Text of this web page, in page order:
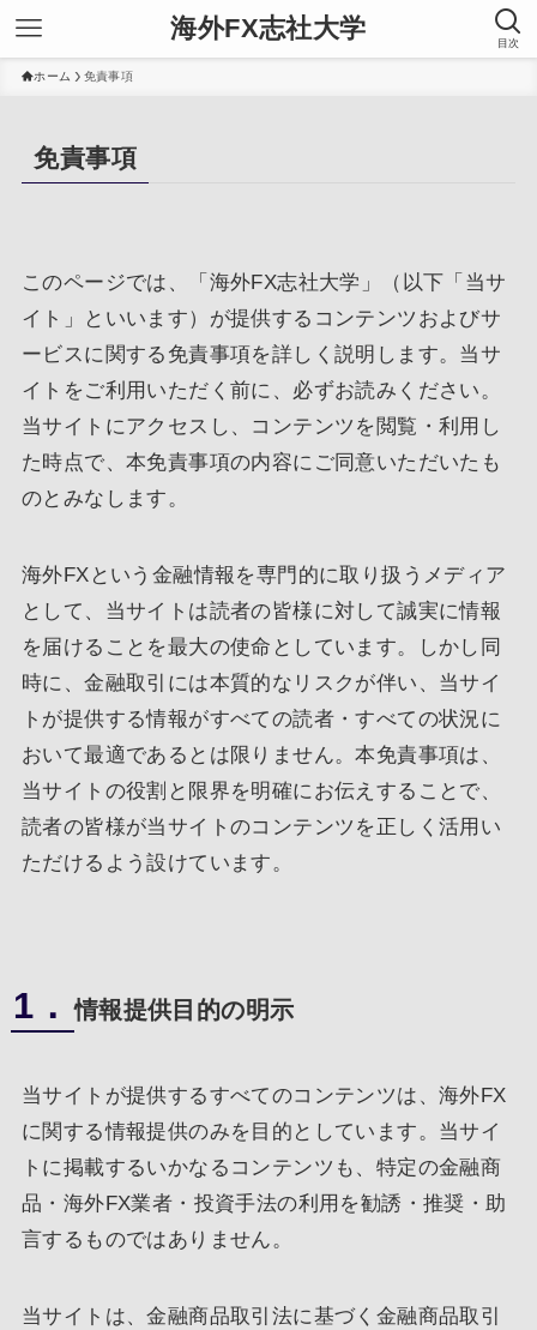
海外FX志社大学 目次
ホーム 免責事項
免責事項
このページでは、「海外FX志社大学」（以下「当サ
イト」といいます）が提供するコンテンツおよびサ
ービスに関する免責事項を詳しく説明します。当サ
イトをご利用いただく前に、必ずお読みください。
当サイトにアクセスし、コンテンツを閲覧・利用し
た時点で、本免責事項の内容にご同意いただいたも
のとみなします。
海外FXという金融情報を専門的に取り扱うメディア
として、当サイトは読者の皆様に対して誠実に情報
を届けることを最大の使命としています。しかし同
時に、金融取引には本質的なリスクが伴い、当サイ
トが提供する情報がすべての読者・すべての状況に
おいて最適であるとは限りません。本免責事項は、
当サイトの役割と限界を明確にお伝えすることで、
読者の皆様が当サイトのコンテンツを正しく活用い
ただけるよう設けています。
1． 情報提供目的の明示
当サイトが提供するすべてのコンテンツは、海外FX
に関する情報提供のみを目的としています。当サイ
トに掲載するいかなるコンテンツも、特定の金融商
品・海外FX業者・投資手法の利用を勧誘・推奨・助
言するものではありません。
当サイトは、金融商品取引法に基づく金融商品取引